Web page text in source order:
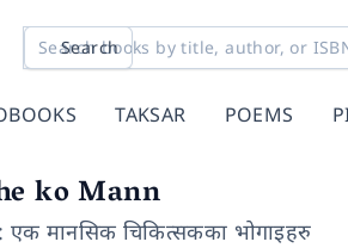
Search
TAKSAR POEMS
ko Mann
एक मानसिक चिकित्सकका भोगाइहरु